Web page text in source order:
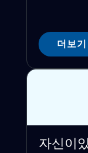
더보기
자신이